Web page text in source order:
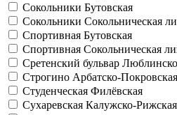
Сокольники Бутовская
Сокольники Сокольническая
Спортивная Бутовская
Спортивная Сокольническая
Сретенский бульвар
Строгино Арбатско-Покровская
Студенческая Филёвская
Сухаревская Калужско-Рижская